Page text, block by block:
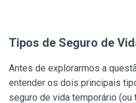
Tipos de Seguro de
Antes de explorarmos a
entender os dois principais
seguro de vida temporário